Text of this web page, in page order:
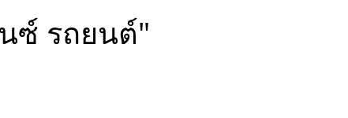
ซ์ รถยนต์"